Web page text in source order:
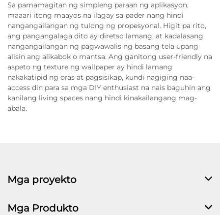
Sa pamamagitan ng simpleng paraan ng aplikasyon,
maaari itong maayos na ilagay sa pader nang hindi
nangangailangan ng tulong ng propesyonal. Higit pa rito,
ang pangangalaga dito ay diretso lamang, at kadalasang
nangangailangan ng pagwawalis ng basang tela upang
alisin ang alikabok o mantsa. Ang ganitong user-friendly na
aspeto ng texture ng wallpaper ay hindi lamang
nakakatipid ng oras at pagsisikap, kundi nagiging naa-
access din para sa mga DIY enthusiast na nais baguhin ang
kanilang living spaces nang hindi kinakailangang mag-
abala.
Mga proyekto
Mga Produkto